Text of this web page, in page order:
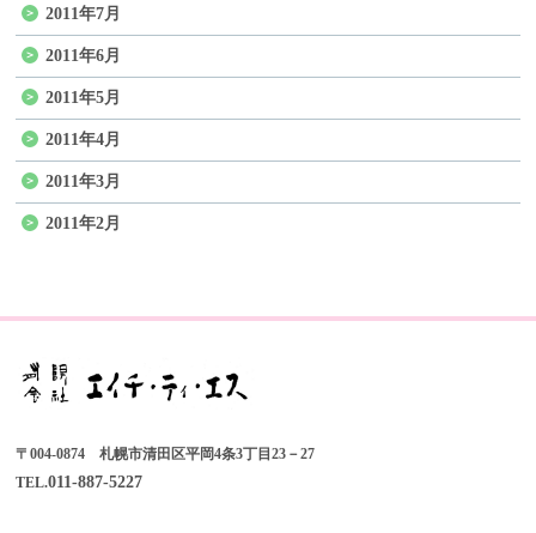
2011年7月
2011年6月
2011年5月
2011年4月
2011年3月
2011年2月
〒004-0874 札幌市清田区平岡4条3丁目23－27
TEL.011-887-5227